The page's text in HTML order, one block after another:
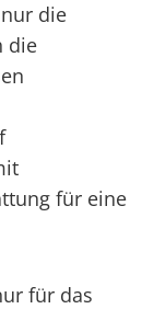
die
die
für eine
für das